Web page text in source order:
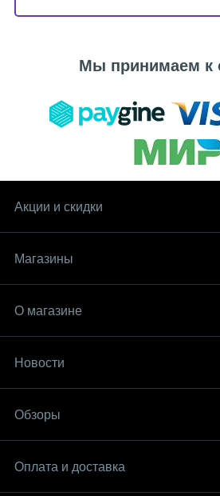
Мы принимаем к
Акции и скидки
Магазины
О магазине
Новости
Обзоры
Оплата и доставка